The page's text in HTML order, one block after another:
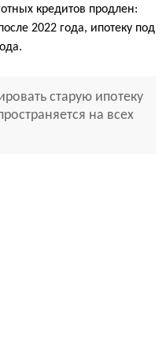
кредитов продлен:
2022 года, ипотеку под
старую ипотеку
на всех